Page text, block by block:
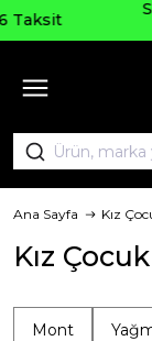
Seçili
Ana Sayfa Kız
Kız
Mont